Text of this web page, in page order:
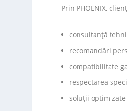
Prin PHOENIX,
consultanță
recomandări
compatibilitate
respectarea
soluții